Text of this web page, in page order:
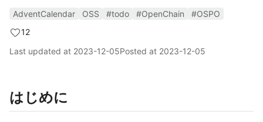
AdventCalendar OSS #todo #OpenChain
#OSPO
12
Last updated at 2023-12-05Posted at 2023-12-05
はじめに